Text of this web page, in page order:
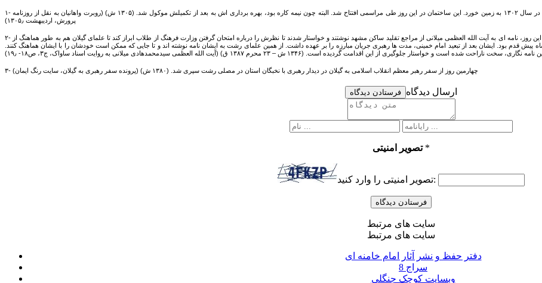
۱- افتتاح ساختمان شهرداری رشت. کلنگ ساختمان شهرداری رشت که در مرکز این شهر واقع شده در سال ۱۳۰۲ به زمین خورد. این ساختمان در این روز طی مراسمی افتتاح شد. البته چون نیمه کاره بود، بهره برداری اش به بعد از تکمیلش موکول شد. (۱۳۰۵ ش) (روبرت واهانیان به نقل از روزنامه
پرورش، اردیبهشت ۱۳۰۵٫)
۲- نامه علمای بزرگ گیلان به آیت الله العظمی میلانی. حضرات آیات بحرالعلوم، ضیابری و لاکانی در این روز، نامه ای به آیت الله العظمی میلانی از مراجع تقلید ساکن مشهد نوشتند و خواستار شدند تا نظرش را درباره امتحان گرفتن وزارت فرهنگ از طلاب ابراز کند تا علمای گیلان هم به طور هماهنگ از
پیش قدم بود. ایشان بعد از تبعید امام خمینی، مدت ها رهبری جریان مبارزه را بر عهده داشت. از همین علمای رشت به ایشان نامه نوشته اند و تا جایی که ممکن است خودشان را با ایشان هماهنگ کنند.
شده است و خواستار جلوگیری از این اقدامت گردیده است. (۱۳۴۶ ش – ۲۳ محرم ۱۳۸۷ ق) (آیت الله العظمی سیدمحمدهادی میلانی به روایت اسناد ساواک، ج۳، ص۱۸- ۱۹٫)
۳- چهارمین روز از سفر رهبر معظم انقلاب اسلامی به گیلان در دیدار رهبری با نخبگان استان در مصلی رشت سپری شد. (۱۳۸۰ ش) (پرونده سفر رهبری به گیلان، سایت رنگ ایمان)
فرستادن دیدگاه ارسال دیدگاه
تصویر امنیتی *
تصویر امنیتی را وارد کنید:
سایت های مرتبط
سایت های مرتبط
دفتر حفظ و نشر آثار امام خامنه ای
سراج 8
وبسایت کوچک جنگلی